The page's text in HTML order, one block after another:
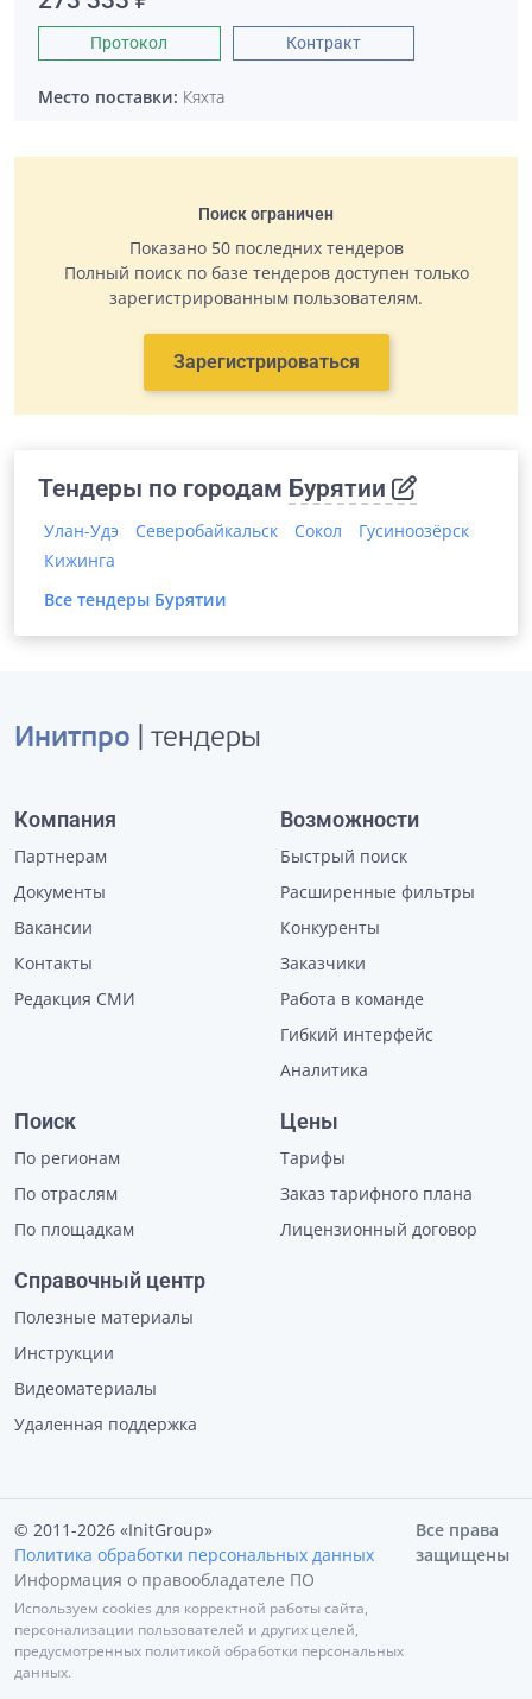
Протокол Контракт
Место поставки: Кяхта
Поиск ограничен
Показано 50 последних тендеров
Полный поиск по базе тендеров доступен только
зарегистрированным пользователям.
Зарегистрироваться
Тендеры по городам Бурятии
Улан-Удэ Северобайкальск Сокол
Гусиноозёрск
Кижинга
Все тендеры Бурятии
Инитпро | тендеры
Компания
Партнерам
Документы
Вакансии
Контакты
Редакция СМИ
Возможности
Быстрый поиск
Расширенные фильтры
Конкуренты
Заказчики
Работа в команде
Гибкий интерфейс
Аналитика
Поиск
По регионам
По отраслям
По площадкам
Цены
Тарифы
Заказ тарифного плана
Лицензионный договор
Справочный центр
Полезные материалы
Инструкции
Видеоматериалы
Удаленная поддержка
© 2011-2026 «InitGroup»
Политика обработки персональных данных
Информация о правообладателе ПО
Используем cookies для корректной работы сайта,
персонализации пользователей и других целей,
предусмотренных политикой обработки персональных
данных.
Все права
защищены